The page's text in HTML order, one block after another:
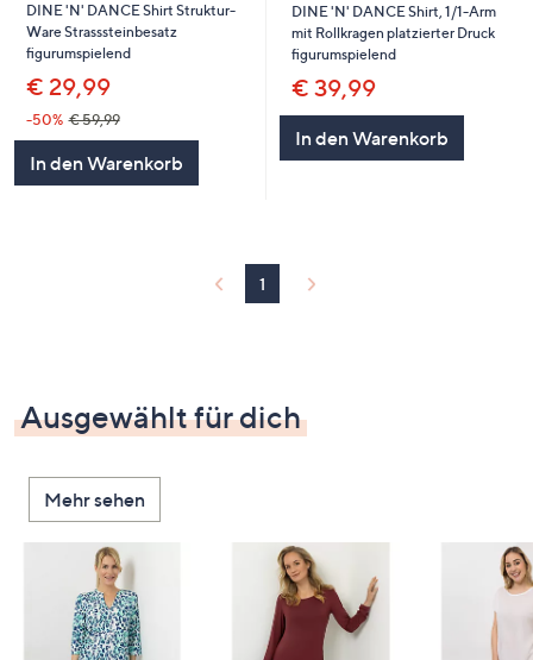
DINE 'N' DANCE Shirt Struktur-
Ware Strasssteinbesatz
figurumspielend
€ 29,99
-50% € 59,99
In den Warenkorb
DINE 'N' DANCE Shirt, 1/1-Arm
mit Rollkragen platzierter Druck
figurumspielend
€ 39,99
In den Warenkorb
1
Ausgewählt für dich
Mehr sehen